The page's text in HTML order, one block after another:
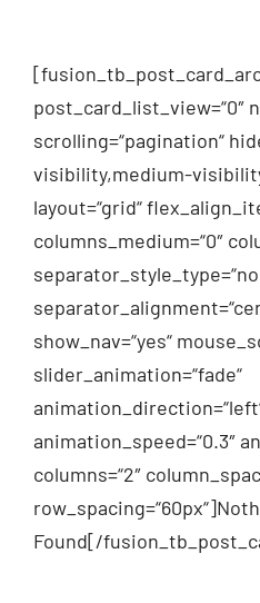
post_card_list_view=“0″
scrolling=“pagination“
visibility,medium-
layout=“grid“
columns_medium=“0″
show_nav=“yes“
slider_animation=“fade“
animation_speed=“0.3″
columns=“2″
Found[/